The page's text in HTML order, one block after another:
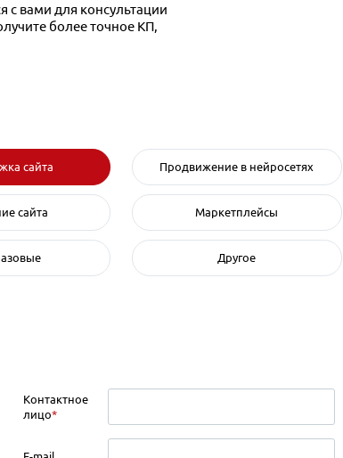
с вами для консультации
более точное КП,
сайта Продвижение в нейросетях
сайта Маркетплейсы
Другое
Контактное
лицо*